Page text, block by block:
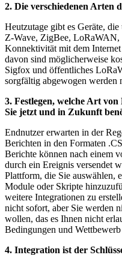
2. Die verschiedenen Arten
Heutzutage gibt es Geräte,
Z-Wave, ZigBee, LoRaWAN,
Konnektivität mit dem
davon sind möglicherweise
Sigfox und öffentliches
sorgfältig abgewogen werden
3. Festlegen, welche Art
Sie jetzt und in Zukunft
Endnutzer erwarten in der
Berichten in den Formaten
Berichte können nach einem
durch ein Ereignis versendet
Plattform, die Sie auswählen,
Module oder Skripte
weitere Integrationen zu
nicht sofort, aber Sie werden
wollen, das es Ihnen nicht
Bedingungen und
4. Integration ist der